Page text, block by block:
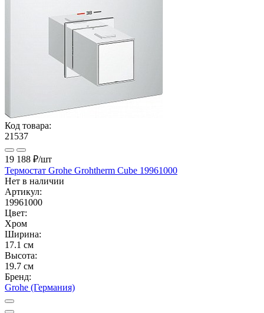
Код товара:
21537
19 188 ₽/шт
Термостат Grohe Grohtherm Cube 19961000
Нет в наличии
Артикул:
19961000
Цвет:
Хром
Ширина:
17.1 см
Высота:
19.7 см
Бренд:
Grohe (Германия)